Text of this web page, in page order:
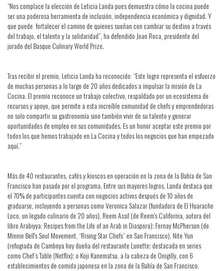
“Nos complace la elección de Leticia Landa pues demuestra cómo la cocina puede
ser una poderosa herramienta de inclusión, independencia económica y dignidad. Y
que puede fortalecer el camino de quienes sueñan con cambiar su destino a través
del trabajo, el talento y la solidaridad”, ha defendido Joan Roca, presidente del
jurado del Basque Culinary World Prize.
Tras recibir el premio, Leticia Landa ha reconocido: “Este logro representa el esfuerzo
de muchas personas a lo largo de 20 años dedicados a impulsar la misión de La
Cocina. El premio reconoce un trabajo colectivo, respaldado por un ecosistema de
recursos y apoyo, que permite a esta increíble comunidad de chefs y emprendedoras
no solo compartir su gastronomía sino también vivir de su talento y generar
oportunidades de empleo en sus comunidades. Es un honor aceptar este premio por
todos los que hemos trabajado en La Cocina y todos los negocios que han empezado
aquí.”
Más de 40 restaurantes, cafés y kioscos en operación en la zona de la Bahía de San
Francisco han pasado por el programa. Entre sus mayores logros, Landa destaca que
el 70% de participantes cuenta con negocios activos después de 10 años de
graduarse, incluyendo a personas como Veronica Salazar (fundadora de El Huarache
Loco, un legado culinario de 20 años), Reem Assil (de Reem's California, autora del
libro Arabiyya: Recipes from the Life of an Arab in Diaspora); Fernay McPherson (de
Minnie Bell's Soul Movement, “Rising Star Chefs” en San Francisco), Nite Yun
(refugiada de Camboya hoy dueña del restaurante Lunette; destacada en series
como Chef’s Table (Netflix); o Koji Kanematsu, a la cabeza de Onigilly, con 6
establecimientos de comida japonesa en la zona de la Bahía de San Francisco.